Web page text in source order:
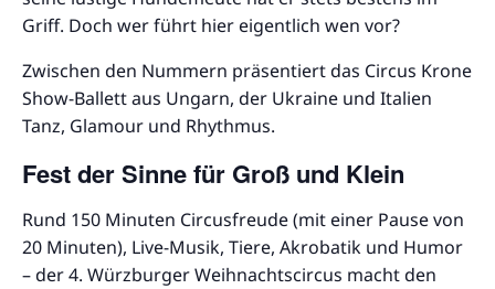
Griff. Doch wer führt hier eigentlich wen vor?
Zwischen den Nummern präsentiert das Circus Krone
Show-Ballett aus Ungarn, der Ukraine und Italien
Tanz, Glamour und Rhythmus.
Fest der Sinne für Groß und Klein
Rund 150 Minuten Circusfreude (mit einer Pause von
20 Minuten), Live-Musik, Tiere, Akrobatik und Humor
– der 4. Würzburger Weihnachtscircus macht den